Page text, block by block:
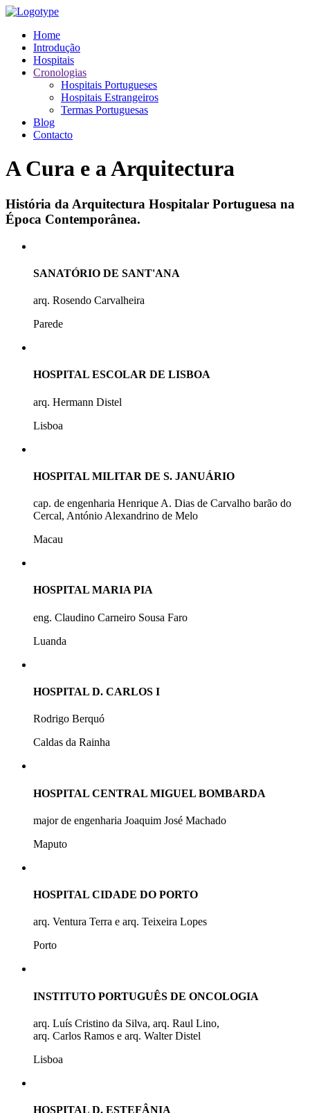
Home
Introdução
Hospitais
Cronologias
Hospitais Portugueses
Hospitais Estrangeiros
Termas Portuguesas
Blog
Contacto
A Cura e a Arquitectura
História da Arquitectura Hospitalar Portuguesa na
Época Contemporânea.
SANATÓRIO DE SANT'ANA
arq. Rosendo Carvalheira
Parede
HOSPITAL ESCOLAR DE LISBOA
arq. Hermann Distel
Lisboa
HOSPITAL MILITAR DE S. JANUÁRIO
cap. de engenharia Henrique A. Dias de Carvalho barão do
Cercal, António Alexandrino de Melo
Macau
HOSPITAL MARIA PIA
eng. Claudino Carneiro Sousa Faro
Luanda
HOSPITAL D. CARLOS I
Rodrigo Berquó
Caldas da Rainha
HOSPITAL CENTRAL MIGUEL BOMBARDA
major de engenharia Joaquim José Machado
Maputo
HOSPITAL CIDADE DO PORTO
arq. Ventura Terra e arq. Teixeira Lopes
Porto
INSTITUTO PORTUGUÊS DE ONCOLOGIA
arq. Luís Cristino da Silva, arq. Raul Lino,
arq. Carlos Ramos e arq. Walter Distel
Lisboa
HOSPITAL D. ESTEFÂNIA